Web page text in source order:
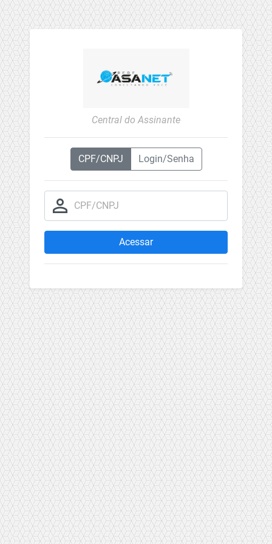
Central do Assinante
CPF/CNPJ Login/Senha
person_outline CPF/CNPJ
Acessar